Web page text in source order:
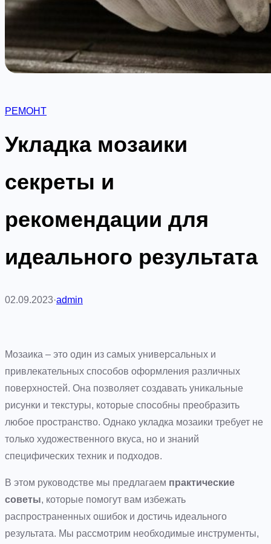
РЕМОНТ
Укладка мозаики
секреты и
рекомендации для
идеального результата
02.09.2023·admin
Мозаика – это один из самых универсальных и
привлекательных способов оформления различных
поверхностей. Она позволяет создавать уникальные
рисунки и текстуры, которые способны преобразить
любое пространство. Однако укладка мозаики требует не
только художественного вкуса, но и знаний
специфических техник и подходов.
В этом руководстве мы предлагаем практические
советы, которые помогут вам избежать
распространенных ошибок и достичь идеального
результата. Мы рассмотрим необходимые инструменты,